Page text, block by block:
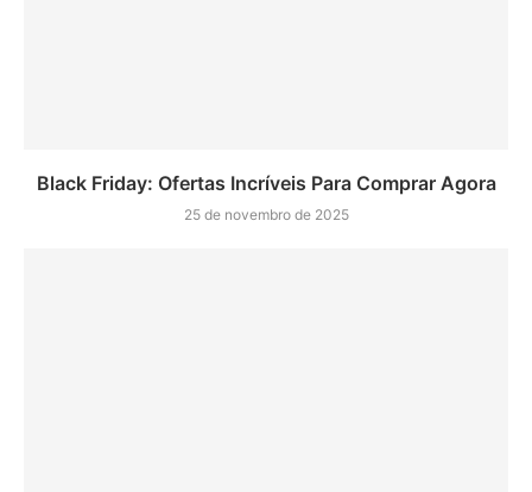
Black Friday: Ofertas Incríveis Para Comprar Agora
25 de novembro de 2025